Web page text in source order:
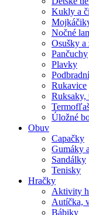
Kukly a
Nočné
Osušky a
Pančuchy
Plavky
Rukavice
Ruksaky,
Úložné
Obuv
Capačky
Gumáky
Sandálky
Tenisky
Hračky
Aktivity
Autíčka,
Bábiky